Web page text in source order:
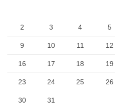
2 3 4 5
9 10 11 12
16 17 18 19
23 24 25 26
30
31